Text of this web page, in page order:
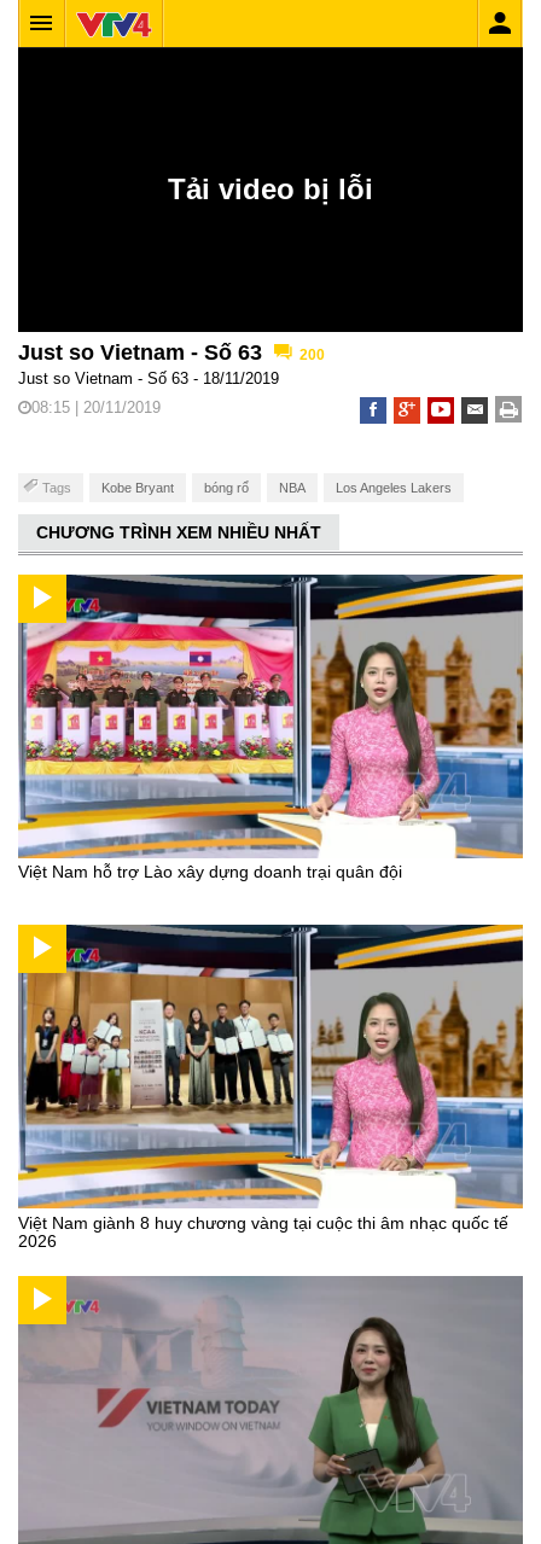
Just so Vietnam - Số 63 200
Just so Vietnam - Số 63 - 18/11/2019
08:15 | 20/11/2019
Tags Kobe Bryant bóng rổ NBA Los Angeles Lakers
CHƯƠNG TRÌNH XEM NHIỀU NHẤT
Việt Nam hỗ trợ Lào xây dựng doanh trại quân đội
Việt Nam giành 8 huy chương vàng tại cuộc thi âm nhạc quốc tế
2026